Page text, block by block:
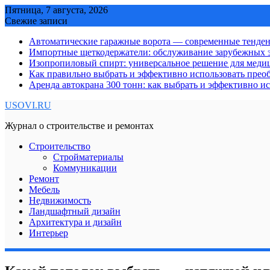
Skip
to
Пятница, 7 августа, 2026
Свежие записи
Автоматические гаражные ворота — современные
Импортные щеткодержатели: обслуживание зарубежных
Изопропиловый спирт: универсальное решение для
Как правильно выбрать и эффективно использовать
Аренда автокрана 300 тонн: как выбрать и эффективно
USOVI.RU
Журнал о строительстве и ремонтах
Строительство
Стройматериалы
Коммуникации
Ремонт
Мебель
Недвижимость
Ландшафтный дизайн
Архитектура и дизайн
Интерьер